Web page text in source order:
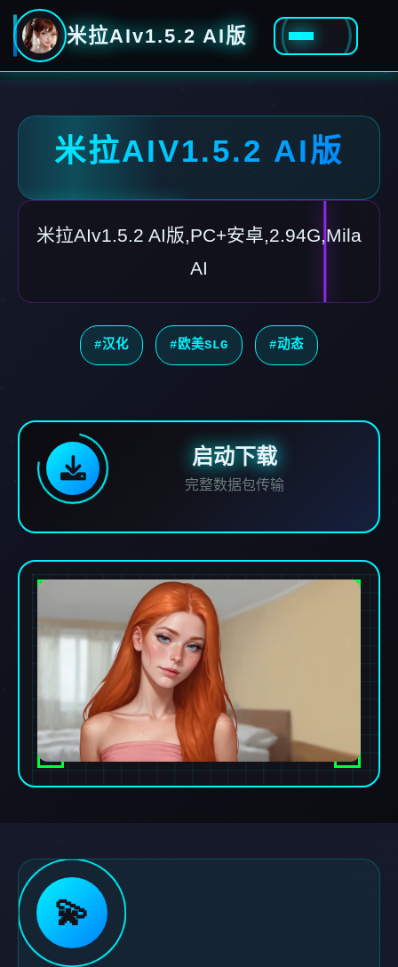
米拉AIv1.5.2 AI版
米拉AIV1.5.2 AI版
米拉AIv1.5.2 AI版,PC+安卓,2.94G,Mila
AI
#汉化 #欧美SLG #动态
启动下载
完整数据包传输
💫